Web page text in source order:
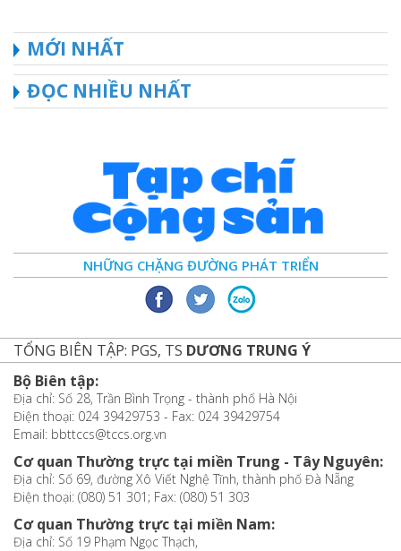
MỚI NHẤT
ĐỌC NHIỀU NHẤT
NHỮNG CHẶNG ĐƯỜNG PHÁT TRIỂN
TỔNG BIÊN TẬP: PGS, TS DƯƠNG TRUNG Ý
Bộ Biên tập:
Địa chỉ: Số 28, Trần Bình Trọng - thành phố Hà Nội
Điện thoại: 024 39429753 - Fax: 024 39429754
Email: bbttccs@tccs.org.vn
Cơ quan Thường trực tại miền Trung - Tây Nguyên:
Địa chỉ: Số 69, đường Xô Viết Nghệ Tĩnh, thành phố Đà Nẵng
Điện thoại: (080) 51 301; Fax: (080) 51 303
Cơ quan Thường trực tại miền Nam:
Địa chỉ: Số 19 Phạm Ngọc Thạch,